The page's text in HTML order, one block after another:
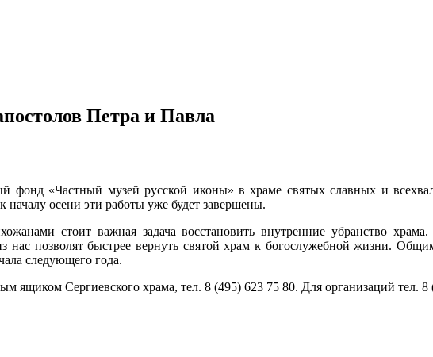
Петра и Павла
фонд «Частный музей русской иконы» в храме святых славных и
осени эти работы уже будет завершены.
стоит важная задача восстановить внутренние убранство
нас позволят быстрее вернуть святой храм к богослужебной жизни.
следующего года.
Сергиевского храма, тел. 8 (495) 623 75 80. Для организаций тел. 8